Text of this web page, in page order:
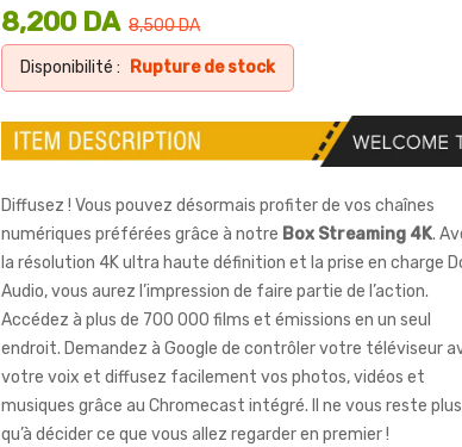
8,500DA
8,200 DA
Disponibilité : Rupture de stock
Diffusez ! Vous pouvez désormais profiter de vos chaînes
numériques préférées grâce à notre Box Streaming 4K.
la résolution 4K ultra haute définition et la prise en charge
Audio, vous aurez l’impression de faire partie de l’action.
Accédez à plus de 700 000 films et émissions en un seul
endroit. Demandez à Google de contrôler votre téléviseur
votre voix et diffusez facilement vos photos, vidéos et
musiques grâce au Chromecast intégré. Il ne vous reste plus
qu’à décider ce que vous allez regarder en premier !